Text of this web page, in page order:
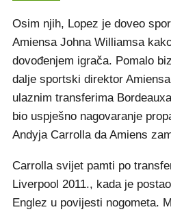
Osim njih, Lopez je doveo
Amiensa Johna Williamsa
dovođenjem igrača. Pomalo
dalje sportski direktor
ulaznim transferima
bio uspješno nagovaranje
Andyja Carrolla da Amiens
Carrolla svijet pamti po
Liverpool 2011., kada je
Englez u povijesti nogometa.